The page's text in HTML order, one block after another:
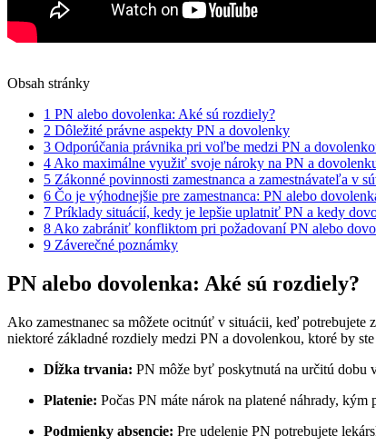
Obsah stránky
1 PN alebo dovolenka: Aké sú rozdiely?
2 Dôležité právne aspekty PN a dovolenky
3 Odporúčania právnika pri voľbe medzi PN a
4 Ako maximálne využiť svoje nároky na PN a
5 Zákonné povinnosti zamestnanca a zamestnávateľa v
6 Čo je výhodnejšie pre zamestnanca: PN alebo
7 Príklady situácií, kedy je lepšie uplatniť PN a kedy
8 Ako zabrániť konfliktom pri požadovaní PN alebo
9 Záverečné poznámky
PN alebo dovolenka: Aké sú rozdiely?
Ako zamestnanec sa môžete ocitnúť v situácii, keď potrebujete
niektoré základné rozdiely medzi PN a dovolenkou, ktoré by
Dĺžka trvania: PN môže byť poskytnutá na určitú dobu
Platenie: Počas PN máte nárok na platené náhrady,
Podmienky absencie: Pre udelenie PN potrebujete